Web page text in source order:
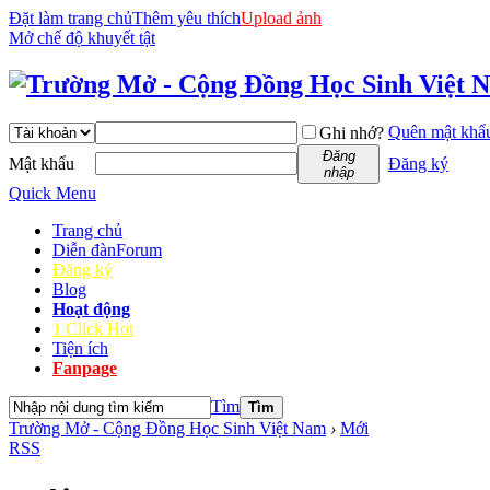
Đặt làm trang chủThêm yêu thíchUpload ảnh
Mở chế độ khuyết tật
Ghi nhớ? Quên mật
Mật khẩu
Đăng
nhập
Đăng ký
Quick Menu
Trang chủ
Diễn đànForum
Đăng ký
Blog
Hoạt động
1 Click Hot
Tiện ích
Fanpage
Tìm Tìm
Trường Mở - Cộng Đồng Học Sinh Việt Nam › Mới
RSS